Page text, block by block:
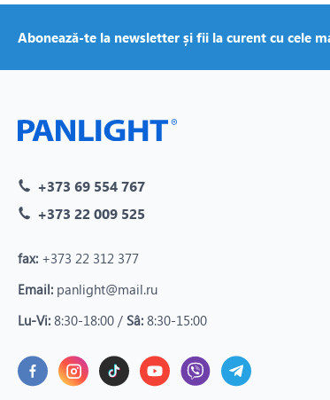
Abonează-te la newsletter și fii la curent cu cele
+373 69 554 767
+373 22 009 525
fax: +373 22 312 377
Email: panlight@mail.ru
Lu-Vi: 8:30-18:00 / Sâ: 8:30-15:00